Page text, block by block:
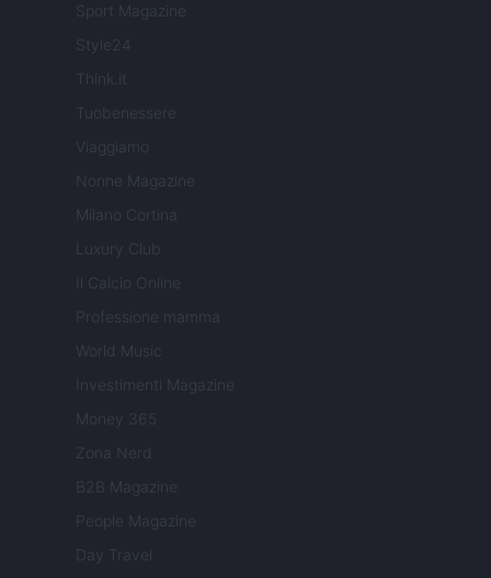
Sport Magazine
Style24
Think.it
Tuobenessere
Viaggiamo
Nonne Magazine
Milano Cortina
Luxury Club
Il Calcio Online
Professione mamma
World Music
Investimenti Magazine
Money 365
Zona Nerd
B2B Magazine
People Magazine
Day Travel